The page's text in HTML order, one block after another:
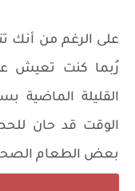
على الرغم من أنك
رُبما كنت تعيش
القليلة الماضية
الوقت قد حان
بعض الطعام